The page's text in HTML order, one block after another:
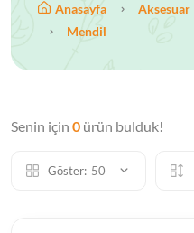
Anasayfa Aksesuar
Mendil
Senin için 0 ürün bulduk!
Göster: 50